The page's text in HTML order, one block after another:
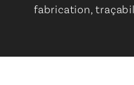
fabrication,